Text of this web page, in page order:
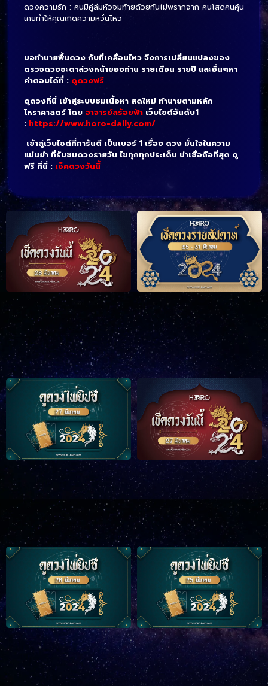
ดวงความรัก : คนมีคู่ล่มหัวจมท้ายด้วยกันไม่พรากจาก คนโสดคนคุ้น
เคยทำให้คุณเกิดความหวั่นไหว
ขอทำนายพื้นดวง กับที่เคลื่อนไหว จึงการเปลี่ยนแปลงของ
ตรวจดวงชะตาล่วงหน้าของท่าน รายเดือน รายปี และอื่นๆหา
คำตอบได้ที่ : ดูดวงฟรี
ดูดวงที่นี่ เข้าสู่ระบบชมเนื้อหา สดใหม่ ทำนายตามหลัก
โหราศาสตร์ โดย อาจารย์สร้อยฟ้า เว็บไซต์อันดับ1
: https://www.horo-daily.com/
เข้าสู่เว็บไซต์ที่การันตี เป็นเบอร์ 1 เรื่อง ดวง มั่นใจในความ
แม่นยำ ที่รับชมดวงรายวัน ไขทุกทุกประเด็น น่าเชื่อถือที่สุด ดู
ฟรี ที่นี่ : เช็คดวงวันนี้